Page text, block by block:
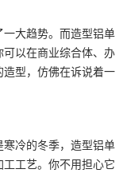
大趋势。而造型铝单
以在商业综合体、办
型，仿佛在诉说着一
冷的冬季，造型铝单
工艺。你不用担心它